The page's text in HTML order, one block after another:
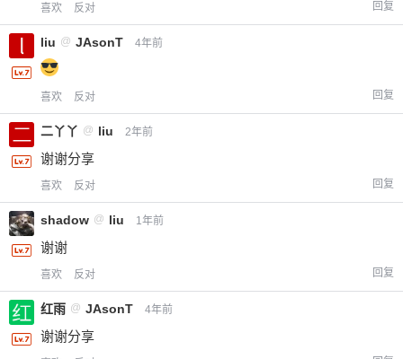
喜欢 反对 回复
liu @ JAsonT 4年前
喜欢 反对 回复
二丫丫 @ liu 2年前
谢谢分享
喜欢 反对 回复
shadow @ liu 1年前
谢谢
喜欢 反对 回复
红雨 @ JAsonT 4年前
谢谢分享